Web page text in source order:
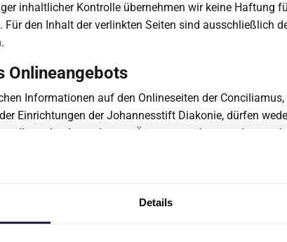
Details
inhaltlicher Kontrolle übernehmen wir keine Haftung
Für den Inhalt der verlinkten Seiten sind ausschließlich
Onlineangebots
Informationen auf den Onlineseiten der
Einrichtungen der Johannesstift Diakonie, dürfen
durch anerkannte Ärzte angesehen werden,
eigenständig Diagnosen gestellt, Behandlungen
evtl. direkte oder indirekte Schäden materieller oder